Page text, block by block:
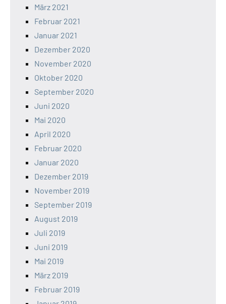
März 2021
Februar 2021
Januar 2021
Dezember 2020
November 2020
Oktober 2020
September 2020
Juni 2020
Mai 2020
April 2020
Februar 2020
Januar 2020
Dezember 2019
November 2019
September 2019
August 2019
Juli 2019
Juni 2019
Mai 2019
März 2019
Februar 2019